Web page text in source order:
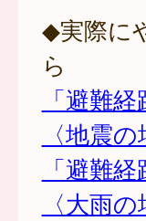
◆実際に
ら
「避難
〈地震の
「避難
〈大雨の